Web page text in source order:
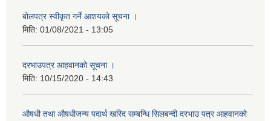
बोलपत्र स्वीकृत गर्ने आशयको सूचना ।
मिति: 01/08/2021 - 13:05
दरभाउपत्र आहवानको सूचना ।
मिति: 10/15/2020 - 14:43
औषधी तथा औषधीजन्य पदार्थ खरिद सम्बन्धि सिलबन्दी दरभाउ पत्र आहवानको